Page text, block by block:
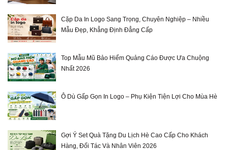
Cặp Da In Logo Sang Trọng, Chuyên Nghiệp – Nhiều
Mẫu Đẹp, Khẳng Định Đẳng Cấp
Top Mẫu Mũ Bảo Hiểm Quảng Cáo Được Ưa Chuộng
Nhất 2026
Ô Dù Gấp Gọn In Logo – Phụ Kiện Tiện Lợi Cho Mùa Hè
Gợi Ý Set Quà Tặng Du Lịch Hè Cao Cấp Cho Khách
Hàng, Đối Tác Và Nhân Viên 2026